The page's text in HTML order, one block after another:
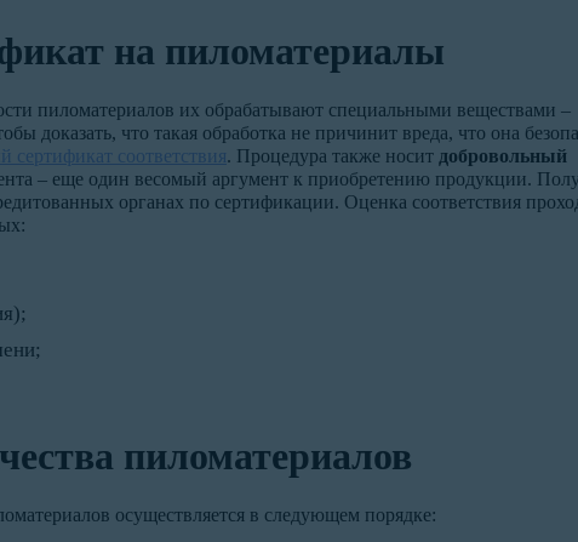
на пиломатериалы
пиломатериалов их обрабатывают специальными веществами –
доказать, что такая обработка не причинит вреда, что она
сертификат соответствия. Процедура также носит добровольный
– еще один весомый аргумент к приобретению продукции.
органах по сертификации. Оценка соответствия
пиломатериалов
осуществляется в следующем порядке: